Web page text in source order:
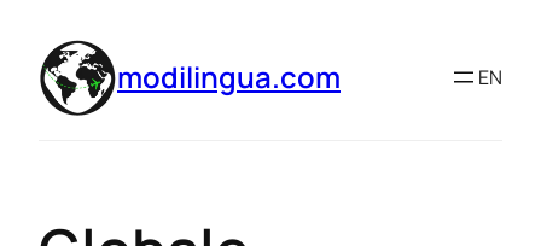
modilingua.com EN